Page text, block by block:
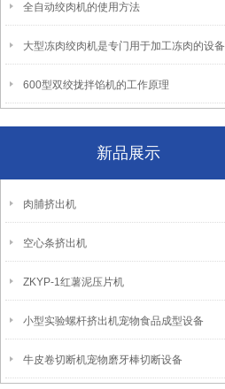
全自动绞肉机的使用方法
大型冻肉绞肉机是专门用于加工冻肉的设备
600型双绞拢拌馅机的工作原理
新品展示
肉脯挤出机
空心条挤出机
ZKYP-1红薯泥压片机
小型实验螺杆挤出机宠物食品成型设备
牛皮卷切断机宠物磨牙棒切断设备